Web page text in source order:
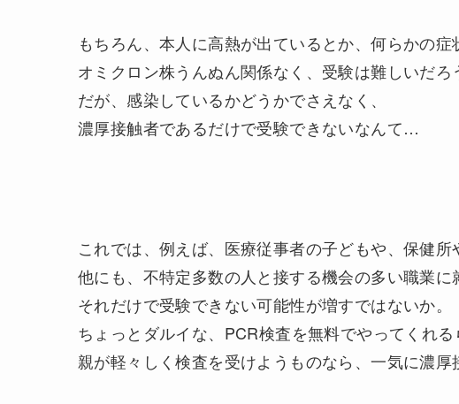
もちろん、本人に高熱が出ているとか、何らかの症
オミクロン株うんぬん関係なく、受験は難しいだろ
だが、感染しているかどうかでさえなく、
濃厚接触者であるだけで受験できないなんて…
これでは、例えば、医療従事者の子どもや、保健所
他にも、不特定多数の人と接する機会の多い職業に
それだけで受験できない可能性が増すではないか。
ちょっとダルイな、PCR検査を無料でやってくれる
親が軽々しく検査を受けようものなら、一気に濃厚